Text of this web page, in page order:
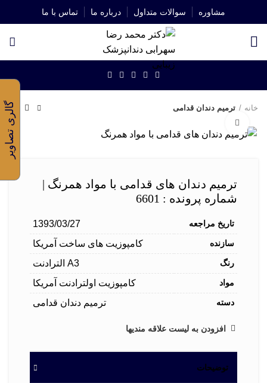
مشاوره سوالات متداول درباره ما تماس با ما
خانه
ترمیم دندان قدامی
ترمیم دندان های قدامی با مواد همرنگ |
شماره پرونده : 6601
تاریخ مراجعه 1393/03/27
سازنده کامپوزیت های ساخت آمریکا
رنگ A3 الترادنت
مواد کامپوزیت اولترادنت آمریکا
دسته ترمیم دندان قدامی
افزودن به لیست علاقه مندیها
توضیحات
شروع به تایپ کنید تا پستهای مورد نظر خود را ببینید.
گالری تصاویر